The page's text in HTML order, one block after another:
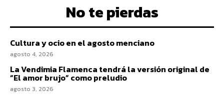
No te pierdas
Cultura y ocio en el agosto menciano
agosto 4, 2026
La Vendimia Flamenca tendrá la versión original de
“El amor brujo” como preludio
agosto 3, 2026